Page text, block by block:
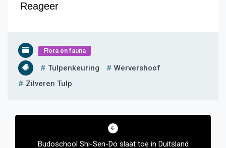
Reageer
Flora en fauna
Tulpenkeuring
Wervershoof
Zilveren Tulp
Bericht
Budoschool Shi-Sen-Do slaat toe in Duitsland